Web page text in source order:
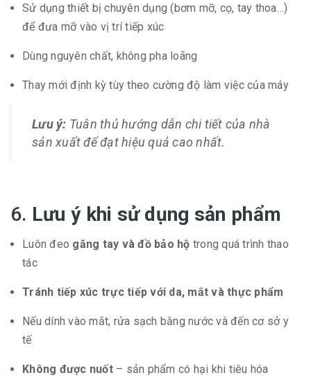
Sử dụng thiết bị chuyên dụng (bơm mỡ, cọ, tay thoa…)
để đưa mỡ vào vị trí tiếp xúc
Dùng nguyên chất, không pha loãng
Thay mới định kỳ tùy theo cường độ làm việc của máy
Lưu ý: Tuân thủ hướng dẫn chi tiết của nhà
sản xuất để đạt hiệu quả cao nhất.
6. Lưu ý khi sử dụng sản phẩm
Luôn đeo găng tay và đồ bảo hộ trong quá trình thao
tác
Tránh tiếp xúc trực tiếp với da, mắt và thực phẩm
Nếu dính vào mắt, rửa sạch bằng nước và đến cơ sở y
tế
Không được nuốt– sản phẩm có hại khi tiêu hóa